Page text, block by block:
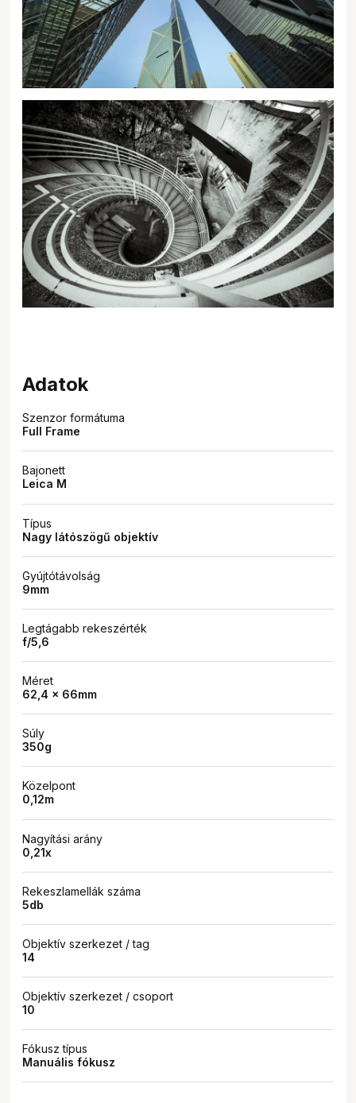
Adatok
Szenzor formátuma
Full Frame
Bajonett
Leica M
Típus
Nagy látószögű objektív
Gyújtótávolság
9mm
Legtágabb rekeszérték
f/5,6
Méret
62,4 x 66mm
Súly
350g
Közelpont
0,12m
Nagyítási arány
0,21x
Rekeszlamellák száma
5db
Objektív szerkezet / tag
14
Objektív szerkezet / csoport
10
Fókusz típus
Manuális fókusz